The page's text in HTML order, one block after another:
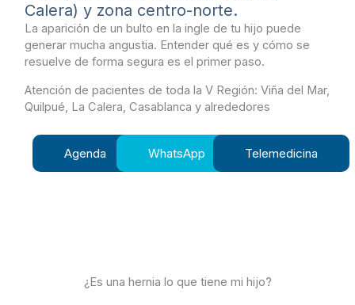
Calera) y zona centro-norte.
La aparición de un bulto en la ingle de tu hijo puede
generar mucha angustia. Entender qué es y cómo se
resuelve de forma segura es el primer paso.
Atención de pacientes de toda la V Región: Viña del Mar,
Quilpué, La Calera, Casablanca y alrededores
Agenda WhatsApp Telemedicina
¿Es una hernia lo que tiene mi hijo?